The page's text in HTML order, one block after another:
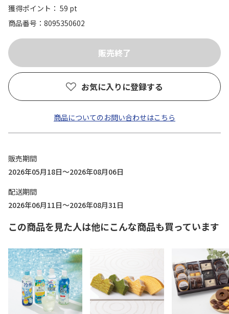
獲得ポイント： 59 pt
商品番号
8095350602
お気に入りに登録する
商品についてのお問い合わせはこちら
販売期間
2026年05月18日～2026年08月06日
配送期間
2026年06月11日～2026年08月31日
この商品を見た人は他にこんな商品も買っています